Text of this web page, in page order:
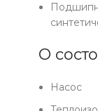
О
Насос